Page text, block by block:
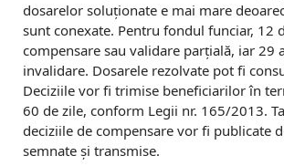
dosarelor soluționate e mai mare
sunt conexate. Pentru fondul funciar, 12
compensare sau validare parțială, iar 29
invalidare. Dosarele rezolvate pot fi
Deciziile vor fi trimise beneficiarilor în
60 de zile, conform Legii nr. 165/2013.
deciziile de compensare vor fi publicate
semnate și transmise.